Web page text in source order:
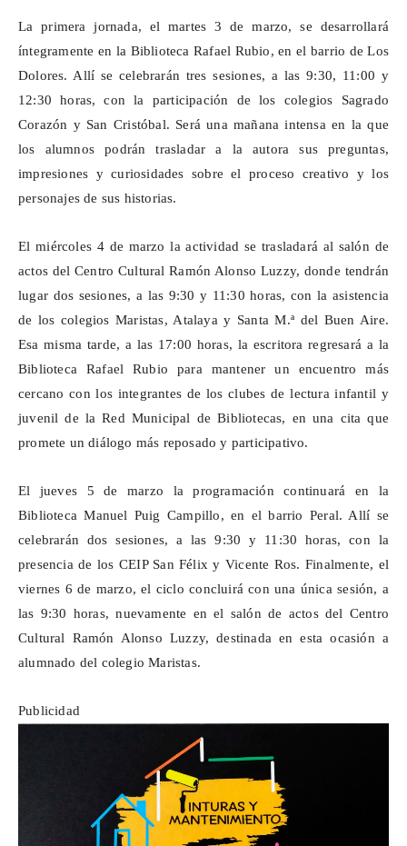
La primera jornada, el martes 3 de marzo, se desarrollará
íntegramente en la Biblioteca Rafael Rubio, en el barrio de Los
Dolores. Allí se celebrarán tres sesiones, a las 9:30, 11:00 y
12:30 horas, con la participación de los colegios Sagrado
Corazón y San Cristóbal. Será una mañana intensa en la que
los alumnos podrán trasladar a la autora sus preguntas,
impresiones y curiosidades sobre el proceso creativo y los
personajes de sus historias.
El miércoles 4 de marzo la actividad se trasladará al salón de
actos del Centro Cultural Ramón Alonso Luzzy, donde tendrán
lugar dos sesiones, a las 9:30 y 11:30 horas, con la asistencia
de los colegios Maristas, Atalaya y Santa M.ª del Buen Aire.
Esa misma tarde, a las 17:00 horas, la escritora regresará a la
Biblioteca Rafael Rubio para mantener un encuentro más
cercano con los integrantes de los clubes de lectura infantil y
juvenil de la Red Municipal de Bibliotecas, en una cita que
promete un diálogo más reposado y participativo.
El jueves 5 de marzo la programación continuará en la
Biblioteca Manuel Puig Campillo, en el barrio Peral. Allí se
celebrarán dos sesiones, a las 9:30 y 11:30 horas, con la
presencia de los CEIP San Félix y Vicente Ros. Finalmente, el
viernes 6 de marzo, el ciclo concluirá con una única sesión, a
las 9:30 horas, nuevamente en el salón de actos del Centro
Cultural Ramón Alonso Luzzy, destinada en esta ocasión a
alumnado del colegio Maristas.
Publicidad